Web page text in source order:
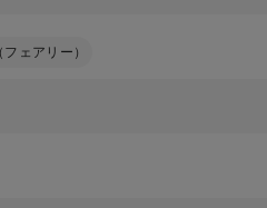
ェアリー）